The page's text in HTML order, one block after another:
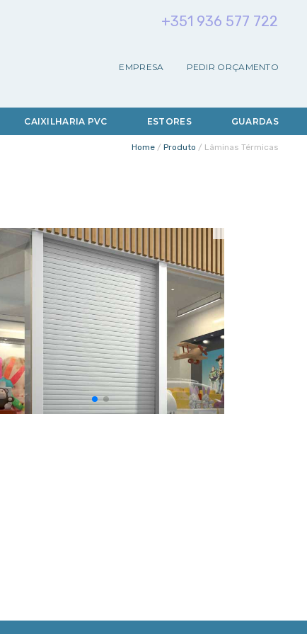
+351 936 577 722
EMPRESA PEDIR ORÇAMENTO
CAIXILHARIA PVC ESTORES GUARDAS
Home / Produto / Lâminas Térmicas